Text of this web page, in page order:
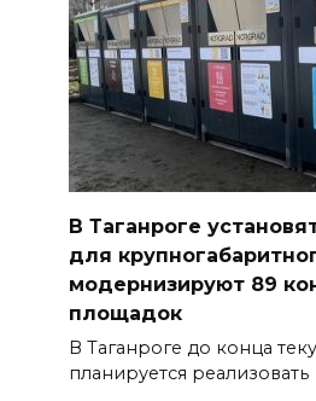
В Таганроге
для
модернизируют 89
площадок
В Таганроге до конца
планируется реализовать